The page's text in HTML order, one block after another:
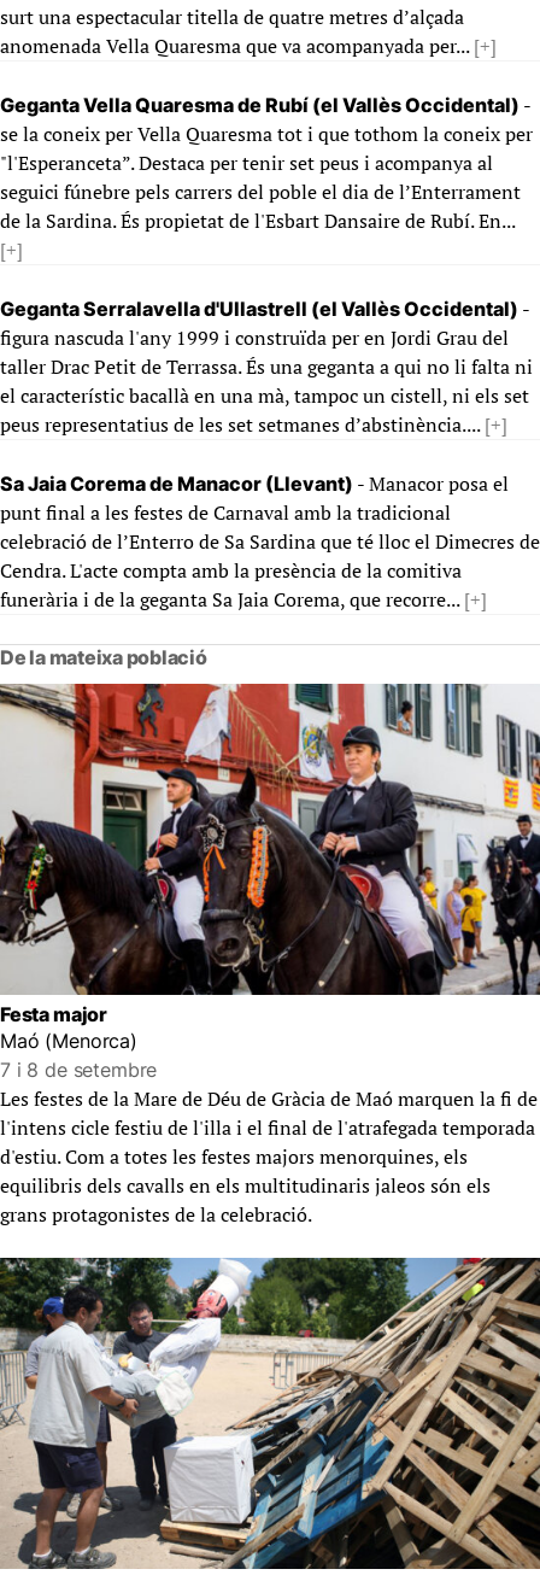
surt una espectacular titella de quatre metres d’alçada
anomenada Vella Quaresma que va acompanyada per...[+]
Geganta Vella Quaresma de Rubí (el Vallès Occidental) -
se la coneix per Vella Quaresma tot i que tothom la coneix per
"l'Esperanceta”. Destaca per tenir set peus i acompanya al
seguici fúnebre pels carrers del poble el dia de l’Enterrament
de la Sardina. És propietat de l'Esbart Dansaire de Rubí. En...
[+]
Geganta Serralavella d'Ullastrell (el Vallès Occidental) -
figura nascuda l'any 1999 i construïda per en Jordi Grau del
taller Drac Petit de Terrassa. És una geganta a qui no li falta ni
el característic bacallà en una mà, tampoc un cistell, ni els set
peus representatius de les set setmanes d’abstinència....[+]
Sa Jaia Corema de Manacor (Llevant) - Manacor posa el
punt final a les festes de Carnaval amb la tradicional
celebració de l’Enterro de Sa Sardina que té lloc el Dimecres de
Cendra. L'acte compta amb la presència de la comitiva
funerària i de la geganta Sa Jaia Corema, que recorre...[+]
De la mateixa població
Festa major
Maó (Menorca)
7 i 8 de setembre
Les festes de la Mare de Déu de Gràcia de Maó marquen la fi de
l'intens cicle festiu de l'illa i el final de l'atrafegada temporada
d'estiu. Com a totes les festes majors menorquines, els
equilibris dels cavalls en els multitudinaris jaleos són els
grans protagonistes de la celebració.